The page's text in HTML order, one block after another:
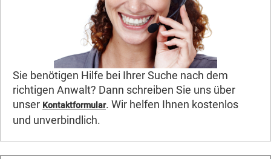
Sie benötigen Hilfe bei Ihrer Suche nach dem
richtigen Anwalt? Dann schreiben Sie uns über
unser Kontaktformular. Wir helfen Ihnen kostenlos
und unverbindlich.